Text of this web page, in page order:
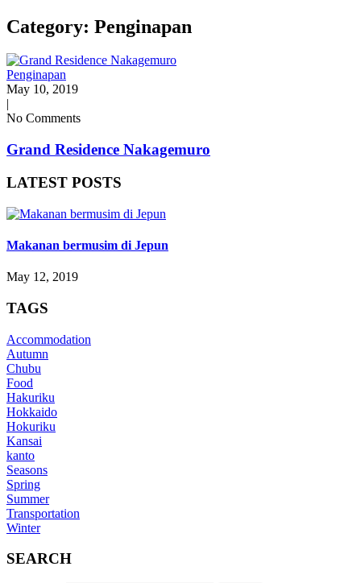
Category: Penginapan
Penginapan
May 10, 2019
|
No Comments
Grand Residence Nakagemuro
LATEST POSTS
Makanan bermusim di Jepun
May 12, 2019
TAGS
Accommodation
Autumn
Chubu
Food
Hakuriku
Hokkaido
Hokuriku
Kansai
kanto
Seasons
Spring
Summer
Transportation
Winter
SEARCH